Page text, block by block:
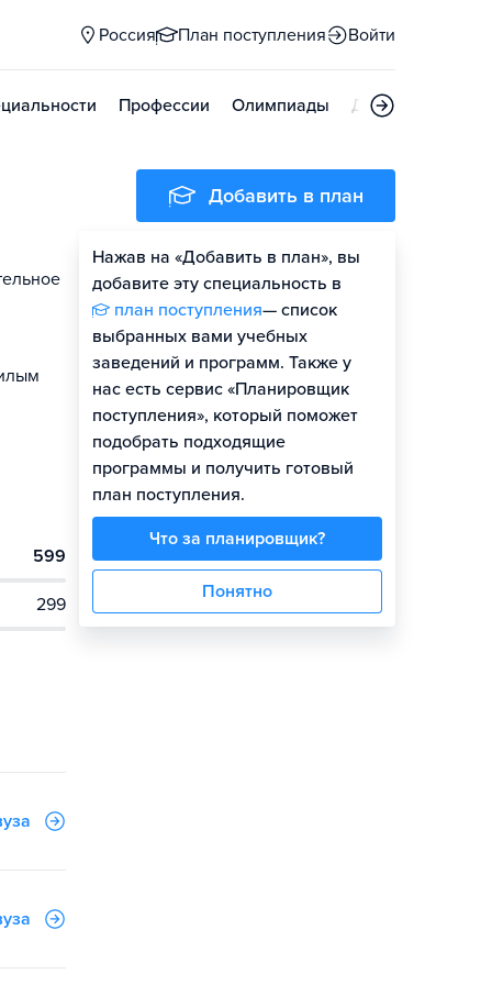
Россия План поступления Войти
Профессии Олимпиады Дни открытых
599
299
Добавить в план
Нажав на «Добавить в план», вы
добавите эту специальность в
план поступления— список
выбранных вами учебных
заведений и программ. Также у
нас есть сервис «Планировщик
поступления», который поможет
подобрать подходящие
программы и получить готовый
план поступления.
Что за планировщик?
Понятно